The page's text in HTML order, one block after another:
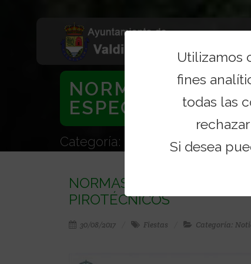
Utilizamos
fines
todas las
Si desea
NORMAS PARA
ESPECTÁCULOS
Categoría: Noticias
NORMAS PARA EVITAR
PIROTÉCNICOS
30/08/2017 Fiestas Categoría: